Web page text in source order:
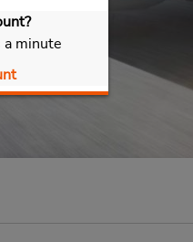
a minute